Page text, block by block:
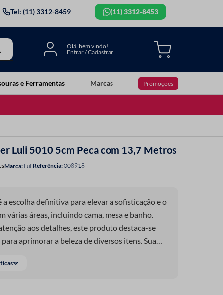
Tel: (11) 3312-8459 (11) 3312-8453
e Ferramentas Marcas Promoções
Luli 5010 5cm Peca com 13,7 Metros
LuliReferência:008918
escolha definitiva para elevar a sofisticação e o
várias áreas, incluindo cama, mesa e banho.
aos detalhes, este produto destaca-se
aprimorar a beleza de diversos itens. Sua
fronhas, toalhas de banho e de rosto. Seja